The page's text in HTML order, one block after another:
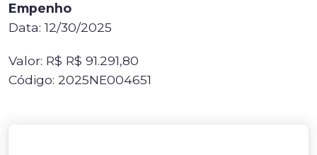
Empenho
Data: 12/30/2025
Valor: R$ R$ 91.291,80
Código: 2025NE004651